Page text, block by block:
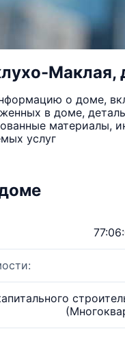
Маклая,
о доме,
в доме,
материалы,
услуг